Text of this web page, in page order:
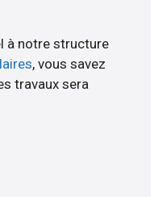
à notre structure
, vous savez
travaux sera